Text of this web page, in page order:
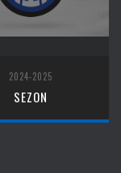
2024-2025
SEZON